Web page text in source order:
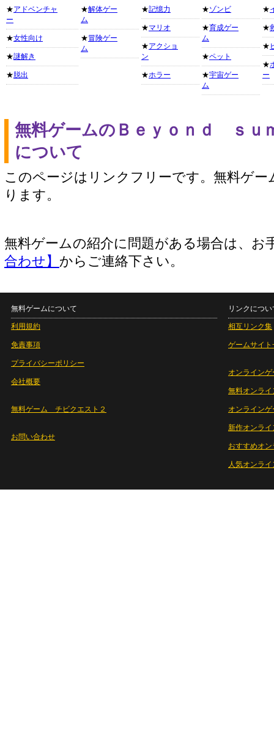
★アドベンチャ
ー
★女性向け
★謎解き
★ 脱出
★解体ゲー
ム
★冒険ゲー
ム
★記憶力
★マリオ
★アクショ
ン
★ホラー
★ゾンビ
★育成ゲー
ム
★ペット
★宇宙ゲー
ム
★
★
★
★
ー
無料ゲームのＢｅｙｏｎｄ ｓｕ
について
このページはリンクフリーです。無料ゲー
ります。
無料ゲームの紹介に問題がある場合は、お
合わせ】 からご連絡下さい。
無料ゲームについて
利用規約
免責事項
プライバシーポリシー
会社概要
無料ゲーム チビクエスト２
お問い合わせ
リンクについ
相互リンク集
ゲームサイト
オンラインゲ
無料オンライ
オンライン
新作オンライ
おすすめオ
人気オンラ